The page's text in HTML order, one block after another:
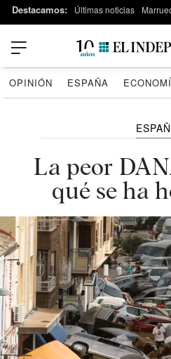
Destacamos: Últimas noticias
OPINIÓN ESPAÑA
La peor
qué se ha